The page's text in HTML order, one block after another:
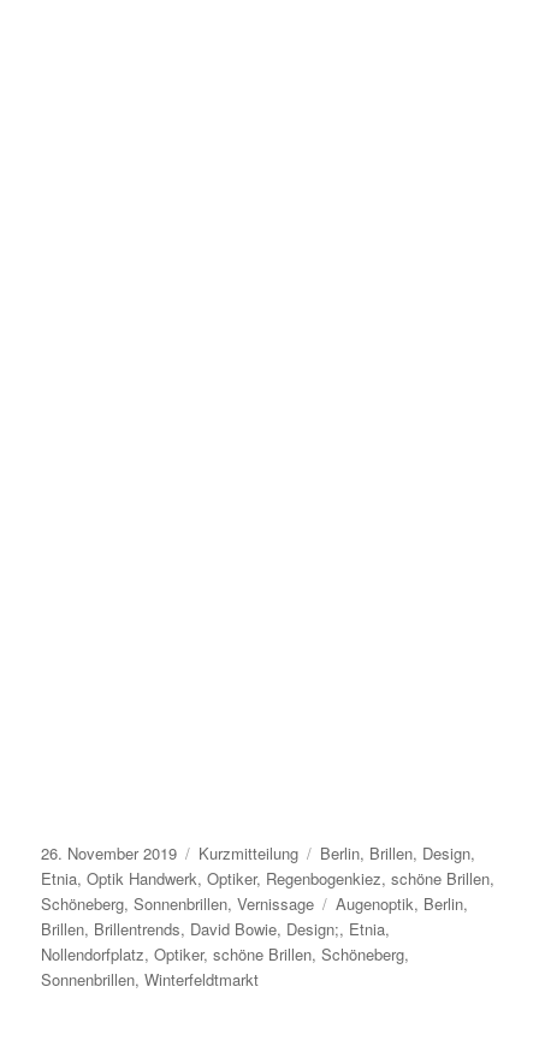
Veröffentlicht
am
26. November 2019 Format
Kurzmitteilung Kategorien
Berlin, Brillen, Design,
Etnia,Optik Handwerk,Optiker, Regenbogenkiez,schöne Brillen,
Schöneberg,Sonnenbrillen,Vernissage Schlagwörter
Augenoptik, Berlin,
Brillen, Brillentrends, David Bowie, Design;, Etnia,
Nollendorfplatz,Optiker,schöne Brillen,Schöneberg,
Sonnenbrillen,Winterfeldtmarkt